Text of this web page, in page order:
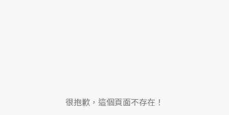
很抱歉，這個頁面不存在！